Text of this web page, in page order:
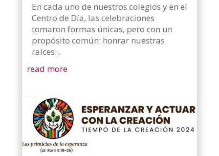
En cada uno de nuestros colegios y en el
Centro de Día, las celebraciones
tomaron formas únicas, pero con un
propósito común: honrar nuestras
raíces...
read more